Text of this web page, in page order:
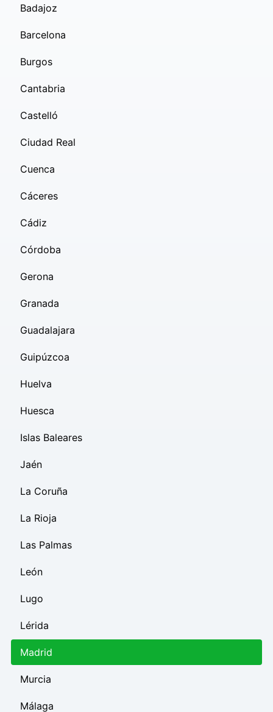
Badajoz
Barcelona
Burgos
Cantabria
Castelló
Ciudad Real
Cuenca
Cáceres
Cádiz
Córdoba
Gerona
Granada
Guadalajara
Guipúzcoa
Huelva
Huesca
Islas Baleares
Jaén
La Coruña
La Rioja
Las Palmas
León
Lugo
Lérida
Madrid
Murcia
Málaga